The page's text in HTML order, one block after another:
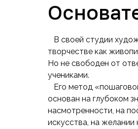
В своей студии
творчестве как
Но не свободен от
учениками.
Его метод
основан на глубоком
насмотренности, на
искусства, на